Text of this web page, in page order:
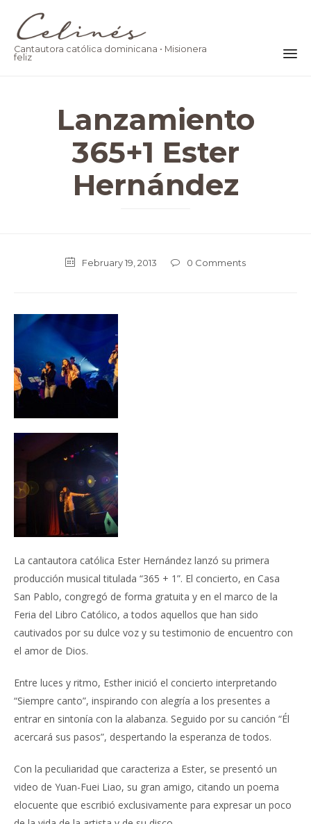
Cantautora católica dominicana • Misionera
feliz
Lanzamiento
365+1 Ester
Hernández
February 19, 2013  0 Comments
La cantautora católica Ester Hernández lanzó su primera
producción musical titulada “365 + 1”. El concierto, en Casa
San Pablo, congregó de forma gratuita y en el marco de la
Feria del Libro Católico, a todos aquellos que han sido
cautivados por su dulce voz y su testimonio de encuentro con
el amor de Dios.
Entre luces y ritmo, Esther inició el concierto interpretando
“Siempre canto”, inspirando con alegría a los presentes a
entrar en sintonía con la alabanza. Seguido por su canción “Él
acercará sus pasos”, despertando la esperanza de todos.
Con la peculiaridad que caracteriza a Ester, se presentó un
video de Yuan-Fuei Liao, su gran amigo, citando un poema
elocuente que escribió exclusivamente para expresar un poco